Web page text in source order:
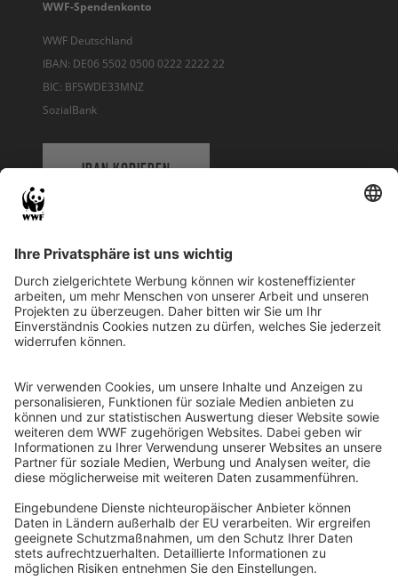
WWF-Spendenkonto
WWF Deutschland
IBAN: DE06 5502 0500 0222 2222 22
BIC: BFSWDE33MNZ
SozialBank
IBAN KOPIEREN
WWF Deutschland
Reinhardtstr. 18
10117 Berlin
Ihre Spende kann steuerlich geltend gemacht werden
Registriert als Stiftung WWF Deutschland, Senatsverwaltung für
Justiz Berlin, Az: 3416/976/2
Umsatzsteuer-Identifikationsnummer: DE 114236103
Freistellungsbescheid: Als gemeinnützige Körperschaft befreit
von der Körperschaftssteuer gem. §5 I 9 KStg. unter der
Steuernummer 27/641/09321